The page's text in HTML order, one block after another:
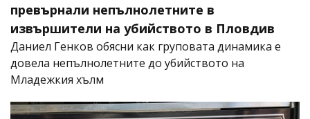
превърнали непълнолетните в
извършители на убийството в Пловдив
Даниел Генков обясни как груповата динамика е
довела непълнолетните до убийството на
Младежкия хълм